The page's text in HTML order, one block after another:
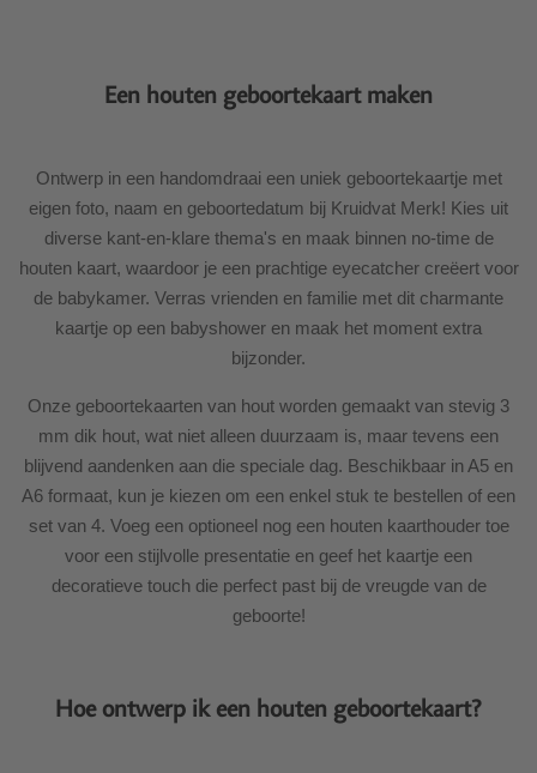
Een houten geboortekaart maken
Ontwerp in een handomdraai een uniek geboortekaartje met
eigen foto, naam en geboortedatum bij Kruidvat Merk! Kies uit
diverse kant-en-klare thema's en maak binnen no-time de
houten kaart, waardoor je een prachtige eyecatcher creëert voor
de babykamer. Verras vrienden en familie met dit charmante
kaartje op een babyshower en maak het moment extra
bijzonder.
Onze geboortekaarten van hout worden gemaakt van stevig 3
mm dik hout, wat niet alleen duurzaam is, maar tevens een
blijvend aandenken aan die speciale dag. Beschikbaar in A5 en
A6 formaat, kun je kiezen om een enkel stuk te bestellen of een
set van 4. Voeg een optioneel nog een houten kaarthouder toe
voor een stijlvolle presentatie en geef het kaartje een
decoratieve touch die perfect past bij de vreugde van de
geboorte!
Hoe ontwerp ik een houten geboortekaart?